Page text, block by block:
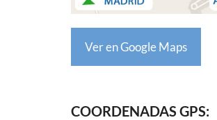
Ver en Google Maps
COORDENADAS GPS: